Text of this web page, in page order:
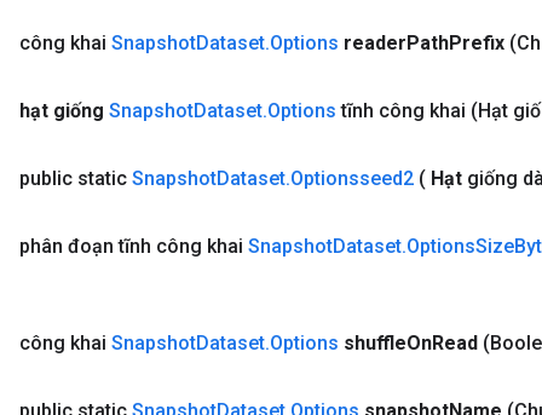
công khai SnapshotDataset.Options readerPathPrefix
hạt giống SnapshotDataset.Options tĩnh công khai (Hạt
public static SnapshotDataset.Optionsseed2 ( Hạt giống
phân đoạn tĩnh công khai SnapshotDataset.OptionsSize
công khai SnapshotDataset.Options shuffleOnRead